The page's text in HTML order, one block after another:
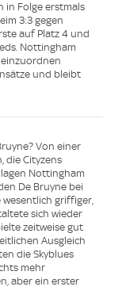
in Folge erstmals
3:3 gegen
auf Platz 4 und
Nottingham
und bleibt
Von einer
die Cityzens
Nottingham
De Bruyne bei
griffiger,
sich wieder
zeitweise gut
Ausgleich
die Skyblues
mehr
aber ein erster